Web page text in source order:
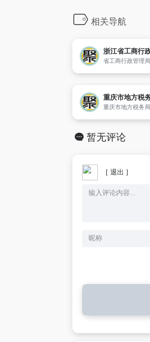
相关导航
浙江省工商行
重庆市地方税
暂无评论
[ 退出 ]